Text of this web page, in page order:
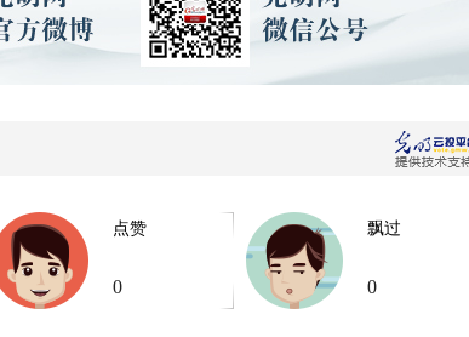
点赞
0
飘过
0